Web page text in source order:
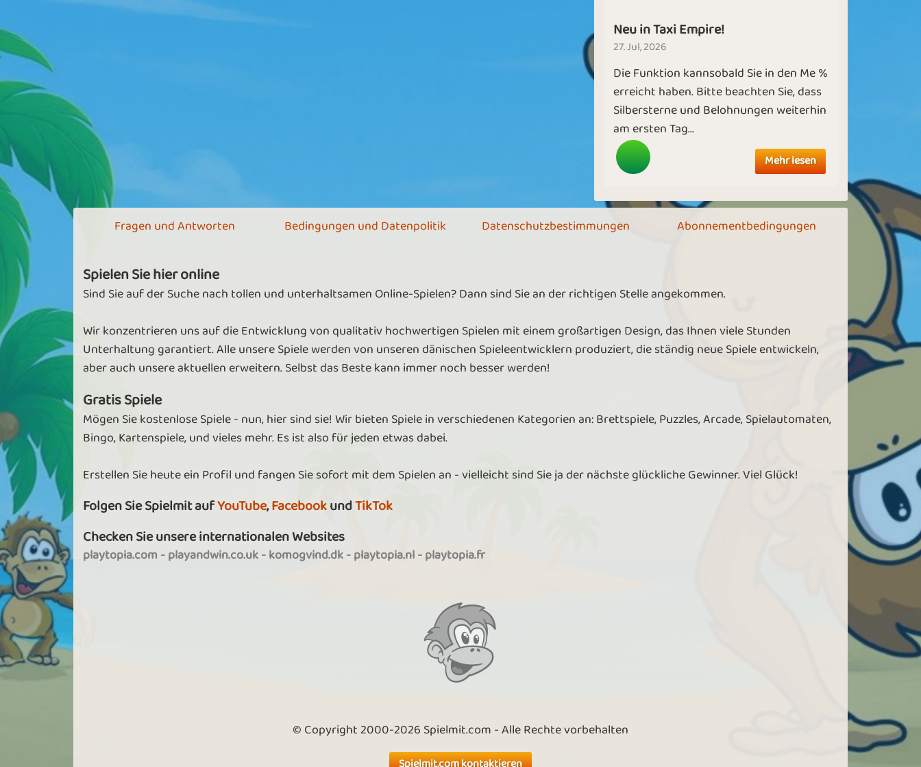
Neu in Taxi Empire!
27. Jul, 2026
Die Funktion kannsobald Sie in den Me %
erreicht haben. Bitte beachten Sie, dass
Silbersterne und Belohnungen weiterhin
am ersten Tag...
Mehr lesen
Fragen und Antworten Bedingungen und Datenpolitik Datenschutzbestimmungen Abonnementbedingungen
Spielen Sie hier online
Sind Sie auf der Suche nach tollen und unterhaltsamen Online-Spielen? Dann sind Sie an der richtigen Stelle angekommen.
Wir konzentrieren uns auf die Entwicklung von qualitativ hochwertigen Spielen mit einem großartigen Design, das Ihnen viele Stunden
Unterhaltung garantiert. Alle unsere Spiele werden von unseren dänischen Spieleentwicklern produziert, die ständig neue Spiele entwickeln,
aber auch unsere aktuellen erweitern. Selbst das Beste kann immer noch besser werden!
Gratis Spiele
Mögen Sie kostenlose Spiele - nun, hier sind sie! Wir bieten Spiele in verschiedenen Kategorien an: Brettspiele, Puzzles, Arcade, Spielautomaten,
Bingo, Kartenspiele, und vieles mehr. Es ist also für jeden etwas dabei.
Erstellen Sie heute ein Profil und fangen Sie sofort mit dem Spielen an - vielleicht sind Sie ja der nächste glückliche Gewinner. Viel Glück!
Folgen Sie Spielmit aufYouTube,FacebookundTikTok
Checken Sie unsere internationalen Websites
playtopia.com -playandwin.co.uk-komogvind.dk-playtopia.nl-playtopia.fr
© Copyright 2000-2026 Spielmit.com - Alle Rechte vorbehalten